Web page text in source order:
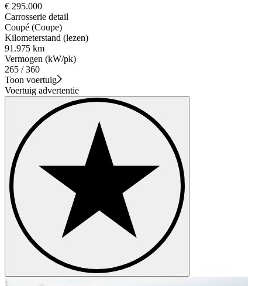
€ 295.000
Carrosserie detail
Coupé (Coupe)
Kilometerstand (lezen)
91.975 km
Vermogen (kW/pk)
265 / 360
Toon voertuig
Voertuig advertentie